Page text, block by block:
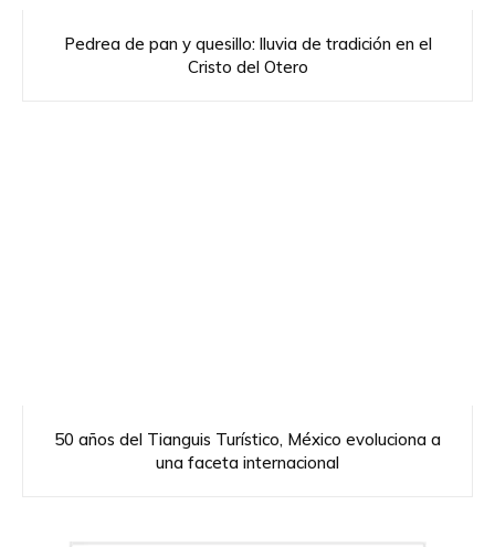
Pedrea de pan y quesillo: lluvia de tradición en el
Cristo del Otero
50 años del Tianguis Turístico, México evoluciona a
una faceta internacional